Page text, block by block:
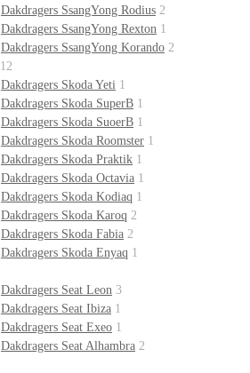
Dakdragers SsangYong Rodius 2
Dakdragers SsangYong Rexton 1
Dakdragers SsangYong Korando 2
12
Dakdragers Skoda Yeti 1
Dakdragers Skoda SuperB 1
Dakdragers Skoda SuoerB 1
Dakdragers Skoda Roomster 1
Dakdragers Skoda Praktik 1
Dakdragers Skoda Octavia 1
Dakdragers Skoda Kodiaq 1
Dakdragers Skoda Karoq 2
Dakdragers Skoda Fabia 2
Dakdragers Skoda Enyaq 1
Dakdragers Seat Leon 3
Dakdragers Seat Ibiza 1
Dakdragers Seat Exeo 1
Dakdragers Seat Alhambra 2